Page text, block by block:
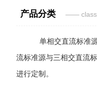
产品分类 ——
单相交直流标准
流标准源与三相交直流
进行定制。